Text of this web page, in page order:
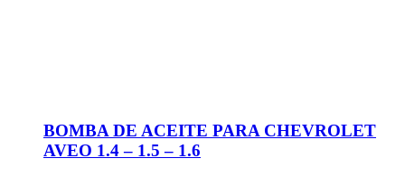
BOMBA DE ACEITE PARA CHEVROLET
AVEO 1.4 – 1.5 – 1.6